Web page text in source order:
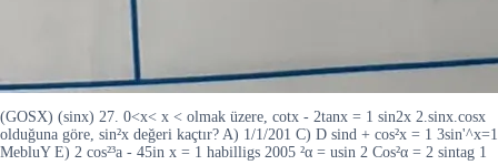
(GOSX) (sinx) 27. 0<x< x < olmak üzere, cotx - 2tanx = 1 sin2x 2.sinx.cosx
olduğuna göre, sin²x değeri kaçtır? A) 1/1/201 C) D sind + cos²x = 1 3sin'^x=1
MebluY E) 2 cos²³a - 45in x = 1 habilligs 2005 ²α = usin 2 Cos²α = 2 sintag 1